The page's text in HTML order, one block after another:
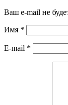
Ваш e-mail не
Имя *
E-mail *